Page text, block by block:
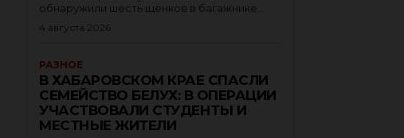
обнаружили шесть щенков в багажнике...
4 августа 2026
РАЗНОЕ
В ХАБАРОВСКОМ КРАЕ СПАСЛИ
СЕМЕЙСТВО БЕЛУХ: В ОПЕРАЦИИ
УЧАСТВОВАЛИ СТУДЕНТЫ И
МЕСТНЫЕ ЖИТЕЛИ